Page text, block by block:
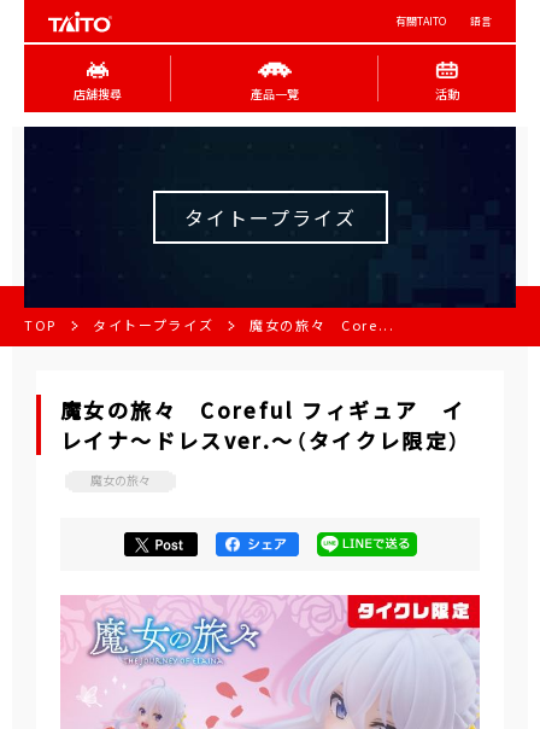
有關TAITO 語言
店舖搜尋 產品一覽 活動
タイトープライズ
TOP タイトープライズ 魔女の旅々 Core...
魔女の旅々 Coreful フィギュア イ
レイナ～ドレスver.～（タイクレ限定）
魔女の旅々